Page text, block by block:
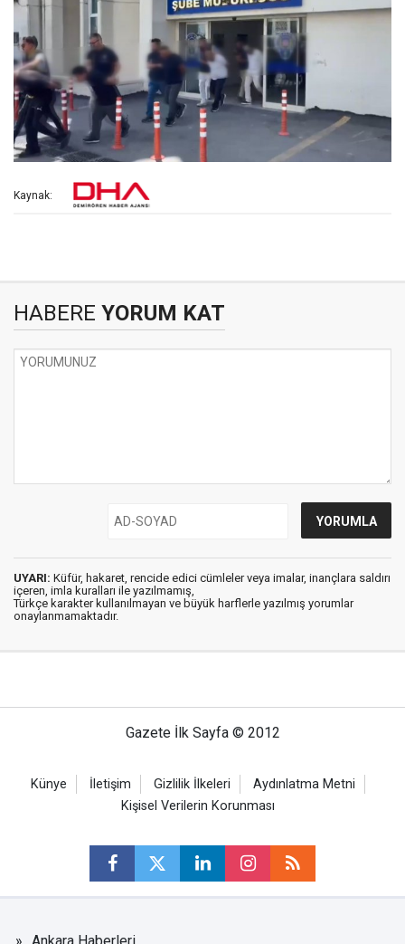
Kaynak:
HABERE YORUM KAT
UYARI: Küfür, hakaret, rencide edici cümleler veya imalar, inançlara saldırı
içeren, imla kuralları ile yazılmamış,
Türkçe karakter kullanılmayan ve büyük harflerle yazılmış yorumlar
onaylanmamaktadır.
Gazete İlk Sayfa © 2012
Künye İletişim Gizlilik İlkeleri
Aydınlatma Metni
Kişisel Verilerin Korunması